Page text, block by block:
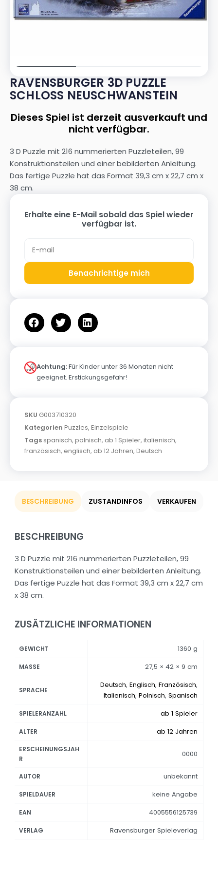
RAVENSBURGER 3D PUZZLE
SCHLOSS NEUSCHWANSTEIN
Dieses Spiel ist derzeit ausverkauft und
nicht verfügbar.
3 D Puzzle mit 216 nummerierten Puzzleteilen, 99
Konstruktionsteilen und einer bebilderten Anleitung.
Das fertige Puzzle hat das Format 39,3 cm x 22,7 cm x
38 cm.
Erhalte eine E-Mail sobald das Spiel wieder
verfügbar ist.
Benachrichtige mich
Achtung:Für Kinder unter 36 Monaten nicht
geeignet. Erstickungsgefahr!
SKU G003710320
Kategorien Puzzles, Einzelspiele
Tags spanisch, polnisch, ab 1 Spieler, italienisch,
französisch, englisch, ab 12 Jahren, Deutsch
BESCHREIBUNG ZUSTANDINFOS VERKAUFEN
BESCHREIBUNG
3 D Puzzle mit 216 nummerierten Puzzleteilen, 99
Konstruktionsteilen und einer bebilderten Anleitung.
Das fertige Puzzle hat das Format 39,3 cm x 22,7 cm
x 38 cm.
ZUSÄTZLICHE INFORMATIONEN
GEWICHT 1360 g
MASSE 27,5 × 42 × 9 cm
SPRACHE
Deutsch, Englisch, Französisch,
Italienisch, Polnisch, Spanisch
SPIELERANZAHL ab 1 Spieler
ALTER ab 12 Jahren
ERSCHEINUNGSJAH
R
0000
AUTOR unbekannt
SPIELDAUER keine Angabe
EAN 4005556125739
VERLAG Ravensburger Spieleverlag